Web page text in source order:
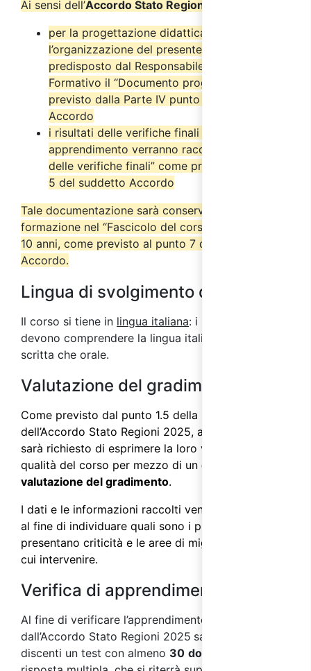
Ai sensi dell’Accordo Stato Regioni del 17/4/2025
per la progettazione didattica e
l’organizzazione del presente corso è stato
predisposto dal Responsabile del Progetto
Formativo il “Documento progettuale” come
previsto dalla Parte IV punto 2.6 del suddetto
Accordo
i risultati delle verifiche finali di
apprendimento verranno raccolti nel “Verbale
delle verifiche finali” come previsto dal punto
5 del suddetto Accordo
Tale documentazione sarà conservata dall’ente di
formazione nel “Fascicolo del corso” per almeno
10 anni, come previsto al punto 7 del suddetto
Accordo.
Lingua di svolgimento del corso
Il corso si tiene in lingua italiana: i partecipanti
devono comprendere la lingua italiana sia in forma
scritta che orale.
Valutazione del gradimento
Come previsto dal punto 1.5 della parte IV
dell’Accordo Stato Regioni 2025, ai partecipanti
sarà richiesto di esprimere la loro valutazione sulla
qualità del corso per mezzo di un questionario di
valutazione del gradimento.
I dati e le informazioni raccolti vengono analizzati
al fine di individuare quali sono i processi che
presentano criticità e le aree di miglioramento su
cui intervenire.
Verifica di apprendimento
Al fine di verificare l’apprendimento, come previsto
dall’Accordo Stato Regioni 2025 sarà sottoposto ai
discenti un test con almeno 30 domande